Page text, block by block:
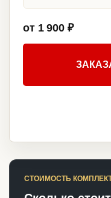
от 1 900 ₽
СТОИМОСТЬ